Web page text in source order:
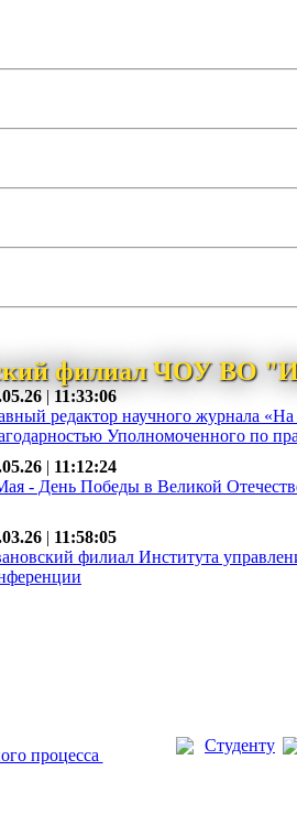
филиал ЧОУ ВО
| 11:33:06
редактор научного журнала
Уполномоченного по
| 11:12:24
- День Победы в Великой
| 11:58:05
филиал Института
процесса
Студенту